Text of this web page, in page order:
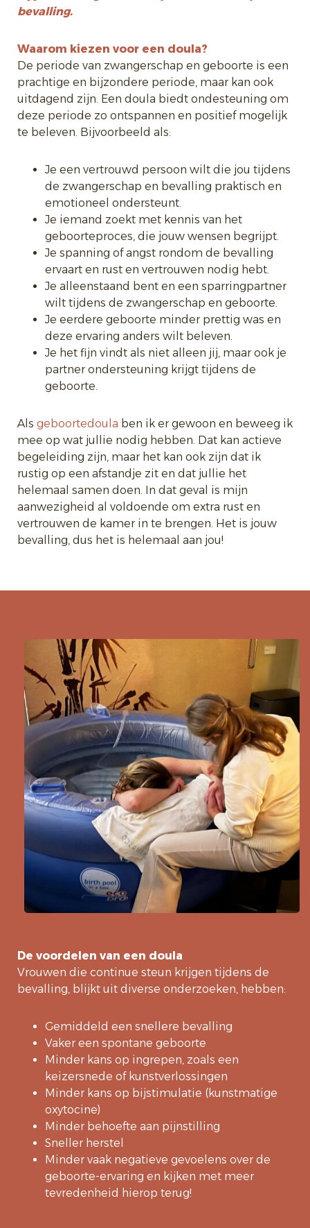
bevalling.
Waarom kiezen voor een doula?
De periode van zwangerschap en geboorte is een
prachtige en bijzondere periode, maar kan ook
uitdagend zijn. Een doula biedt ondesteuning om
deze periode zo ontspannen en positief mogelijk
te beleven. Bijvoorbeeld als:
Je een vertrouwd persoon wilt die jou tijdens
de zwangerschap en bevalling praktisch en
emotioneel ondersteunt.
Je iemand zoekt met kennis van het
geboorteproces, die jouw wensen begrijpt.
Je spanning of angst rondom de bevalling
ervaart en rust en vertrouwen nodig hebt.
Je alleenstaand bent en een sparringpartner
wilt tijdens de zwangerschap en geboorte.
Je eerdere geboorte minder prettig was en
deze ervaring anders wilt beleven.
Je het fijn vindt als niet alleen jij, maar ook je
partner ondersteuning krijgt tijdens de
geboorte.
Als geboortedoula ben ik er gewoon en beweeg ik
mee op wat jullie nodig hebben. Dat kan actieve
begeleiding zijn, maar het kan ook zijn dat ik
rustig op een afstandje zit en dat jullie het
helemaal samen doen. In dat geval is mijn
aanwezigheid al voldoende om extra rust en
vertrouwen de kamer in te brengen. Het is jouw
bevalling, dus het is helemaal aan jou!
De voordelen van een doula
Vrouwen die continue steun krijgen tijdens de
bevalling, blijkt uit diverse onderzoeken, hebben:
Gemiddeld een snellere bevalling
Vaker een spontane geboorte
Minder kans op ingrepen, zoals een
keizersnede of kunstverlossingen
Minder kans op bijstimulatie (kunstmatige
oxytocine)
Minder behoefte aan pijnstilling
Sneller herstel
Minder vaak negatieve gevoelens over de
geboorte-ervaring en kijken met meer
tevredenheid hierop terug!